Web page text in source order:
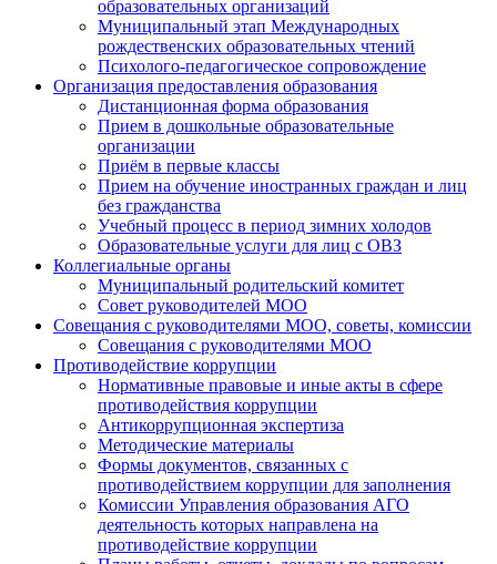
образовательных организаций
Муниципальный этап Международных
рождественских образовательных чтений
Психолого-педагогическое сопровождение
Организация предоставления образования
Дистанционная форма образования
Прием в дошкольные образовательные
организации
Приём в первые классы
Прием на обучение иностранных граждан и лиц
без гражданства
Учебный процесс в период зимних холодов
Образовательные услуги для лиц с ОВЗ
Коллегиальные органы
Муниципальный родительский комитет
Совет руководителей МОО
Совещания с руководителями МОО, советы, комиссии
Совещания с руководителями МОО
Противодействие коррупции
Нормативные правовые и иные акты в сфере
противодействия коррупции
Антикоррупционная экспертиза
Методические материалы
Формы документов, связанных с
противодействием коррупции для заполнения
Комиссии Управления образования АГО
деятельность которых направлена на
противодействие коррупции